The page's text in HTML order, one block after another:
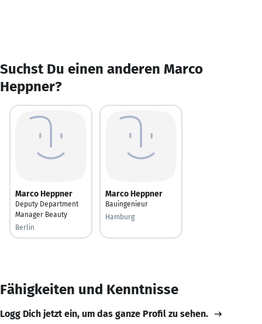
Suchst Du einen anderen Marco
Heppner?
Marco Heppner
Deputy Department
Manager Beauty
Berlin
Marco Heppner
Bauingenieur
Hamburg
Fähigkeiten und Kenntnisse
Logg Dich jetzt ein, um das ganze Profil zu sehen.